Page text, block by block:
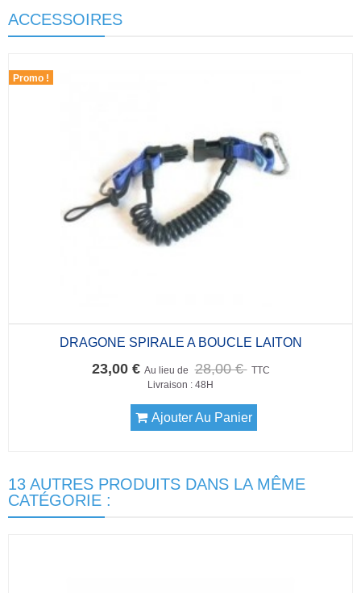
ACCESSOIRES
Promo !
DRAGONE SPIRALE A BOUCLE LAITON
23,00 € Au lieu de 28,00 € TTC
Livraison : 48H
Ajouter Au Panier
13 AUTRES PRODUITS DANS LA MÊME
CATÉGORIE :